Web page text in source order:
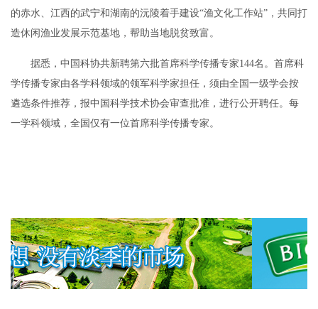
的赤水、江西的武宁和湖南的沅陵着手建设“渔文化工作站”，共同打
造休闲渔业发展示范基地，帮助当地脱贫致富。
据悉，中国科协共新聘第六批首席科学传播专家144名。首席科
学传播专家由各学科领域的领军科学家担任，须由全国一级学会按
遴选条件推荐，报中国科学技术协会审查批准，进行公开聘任。每
一学科领域，全国仅有一位首席科学传播专家。